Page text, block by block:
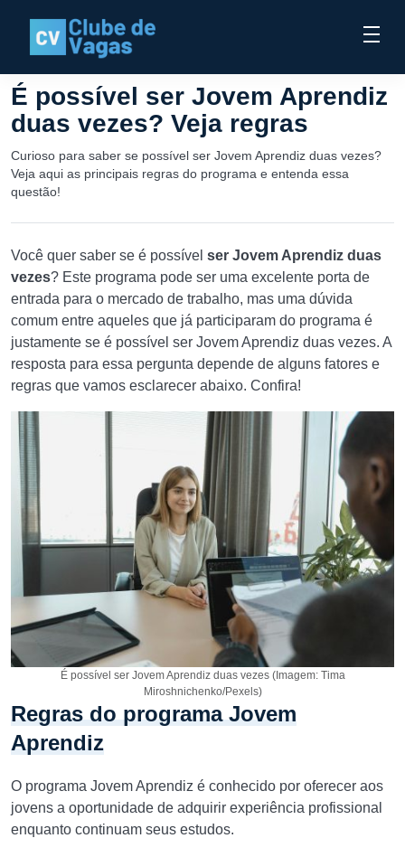
É possível ser Jovem Aprendiz
duas vezes? Veja regras
Curioso para saber se possível ser Jovem Aprendiz duas vezes?
Veja aqui as principais regras do programa e entenda essa
questão!
Você quer saber se é possível ser Jovem Aprendiz duas
vezes? Este programa pode ser uma excelente porta de
entrada para o mercado de trabalho, mas uma dúvida
comum entre aqueles que já participaram do programa é
justamente se é possível ser Jovem Aprendiz duas vezes. A
resposta para essa pergunta depende de alguns fatores e
regras que vamos esclarecer abaixo. Confira!
É possível ser Jovem Aprendiz duas vezes (Imagem: Tima
Miroshnichenko/Pexels)
Regras do programa Jovem
Aprendiz
O programa Jovem Aprendiz é conhecido por oferecer aos
jovens a oportunidade de adquirir experiência profissional
enquanto continuam seus estudos.